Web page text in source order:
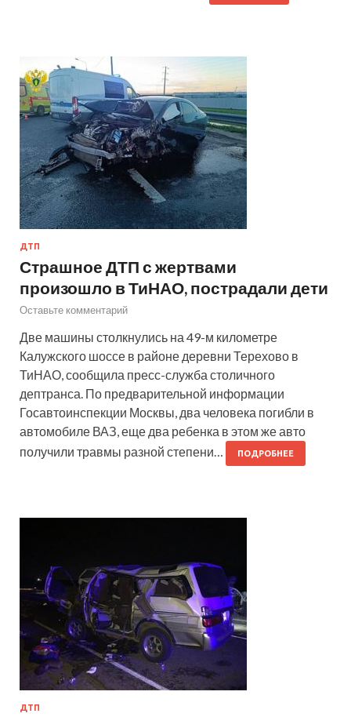
ДТП
Страшное ДТП с жертвами
произошло в ТиНАО, пострадали дети
Оставьте комментарий
Две машины столкнулись на 49-м километре
Калужского шоссе в районе деревни Терехово в
ТиНАО, сообщила пресс-служба столичного
дептранса. По предварительной информации
Госавтоинспекции Москвы, два человека погибли в
автомобиле ВАЗ, еще два ребенка в этом же авто
получили травмы разной степени…
ПОДРОБНЕЕ
ДТП